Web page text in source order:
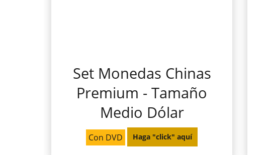
Set Monedas Chinas
Premium - Tamaño
Medio Dólar
Con DVD Haga "click" aquí